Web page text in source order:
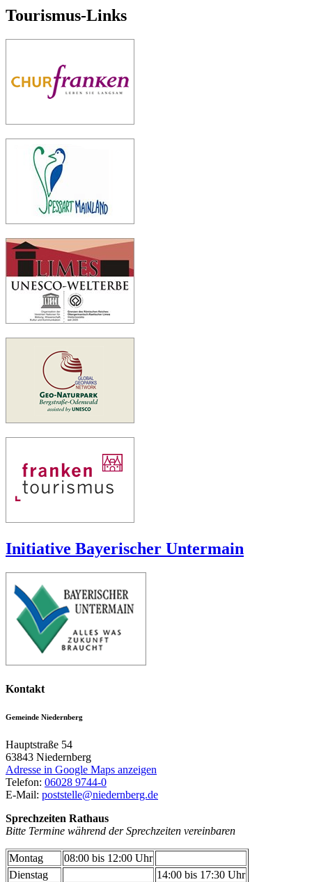
Tourismus-Links
Initiative Bayerischer Untermain
Kontakt
Gemeinde Niedernberg
Hauptstraße 54
63843 Niedernberg
Adresse in Google Maps anzeigen
Telefon: 06028 9744-0
E-Mail: poststelle@niedernberg.de
Sprechzeiten Rathaus
Bitte Termine während der Sprechzeiten vereinbaren
Montag
08:00 bis 12:00 Uhr
Dienstag
14:00 bis 17:30 Uhr